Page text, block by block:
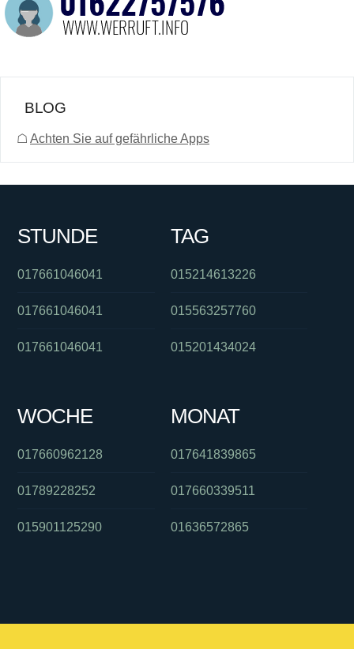
BLOG
☖ Achten Sie auf gefährliche Apps
STUNDE
017661046041
017661046041
017661046041
TAG
015214613226
015563257760
015201434024
WOCHE
017660962128
01789228252
015901125290
MONAT
017641839865
017660339511
01636572865